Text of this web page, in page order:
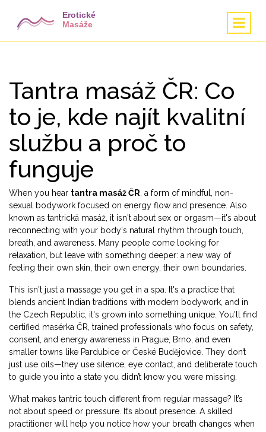
Tantra masáž ČR: Co
to je, kde najít kvalitní
službu a proč to
funguje
When you hear tantra masáž ČR a form of mindful, non-
sexual bodywork focused on energy flow and presence . Also
known as tantrická masáž , it isn't about sex or orgasm—it's about
reconnecting with your body's natural rhythm through touch,
breath, and awareness.
Many people come looking for
relaxation, but leave with something deeper: a new way of
feeling their own skin, their own energy, their own boundaries.
This isn't just a massage you get in a spa. It's a practice that
blends ancient Indian traditions with modern bodywork, and in
the Czech Republic, it's grown into something unique. You'll find
certified masérka ČR trained professionals who focus on safety,
consent, and energy awareness in Prague, Brno, and even
smaller towns like Pardubice or České Budějovice. They don’t
just use oils—they use silence, eye contact, and deliberate touch
to guide you into a state you didn’t know you were missing.
What makes tantric touch different from regular massage? It’s
not about speed or pressure. It’s about presence. A skilled
practitioner will help you notice how your breath changes when